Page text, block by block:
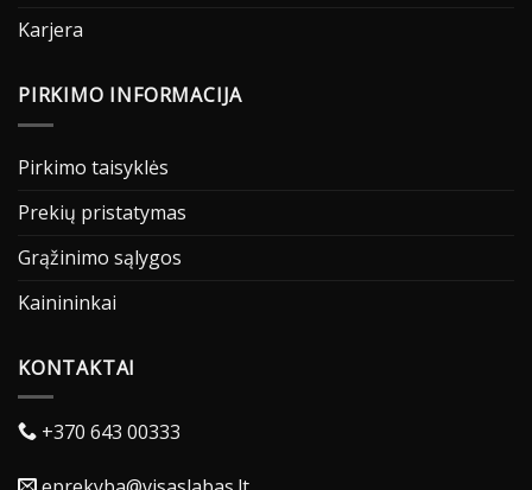
Karjera
PIRKIMO INFORMACIJA
Pirkimo taisyklės
Prekių pristatymas
Grąžinimo sąlygos
Kainininkai
KONTAKTAI
+370 643 00333